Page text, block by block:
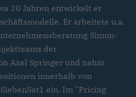
20 Jahren entwickelt er
Er arbeitete u.a.
Simon-
der
Axel Springer und nahm
innerhalb von
ein. Im "Pricing